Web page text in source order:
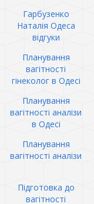
Гарбузенко
Наталія Одеса
відгуки
Планування
вагітності
гінеколог в Одесі
Планування
вагітності аналізи
в Одесі
Планування
вагітності аналізи
Підготовка до
вагітності